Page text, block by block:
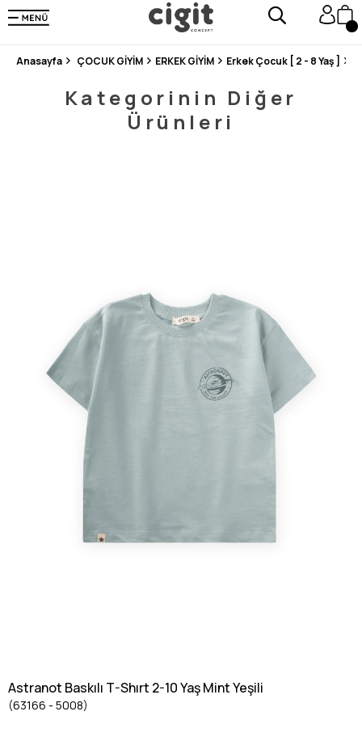
250.000'DEN FAZLA DEĞERLENDİRMEDE 5 ÜZERİNDEN 4.8 PUAN ALDI ⭐⭐⭐⭐⭐
3 MİLYONDAN FAZLA MUTLU MÜŞTERİ ❤️ 10 MİLYON ÜRÜN
Anasayfa ÇOCUK GİYİM ERKEK GİYİM Erkek Çocuk [ 2 - 8 Yaş ]
Kategorinin Diğer
Ürünleri
Astranot Baskılı T-Shırt 2-10 Yaş Mint Yeşili
(63166 - 5008)